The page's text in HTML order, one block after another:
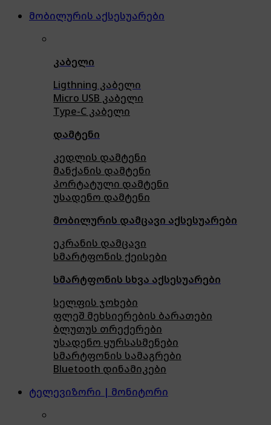
მობილურის აქსესუარები
კაბელი
Ligthning კაბელი
Micro USB კაბელი
Type-C კაბელი
დამტენი
კედლის დამტენი
მანქანის დამტენი
პორტატული დამტენი
უსადენო დამტენი
მობილურის დამცავი აქსესუარები
ეკრანის დამცავი
სმარტფონის ქეისები
სმარტფონის სხვა აქსესუარები
სელფის ჯოხები
ფლეშ მეხსიერების ბარათები
ბლუთუს თრექერები
უსადენო ყურსასმენები
სმარტფონის სამაგრები
Bluetooth დინამიკები
ტელევიზორი | მონიტორი